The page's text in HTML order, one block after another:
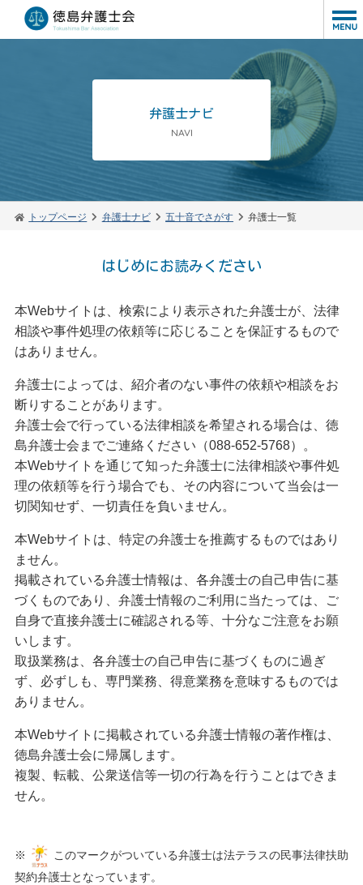
弁護士ナビ
NAVI
トップページ 弁護士ナビ 五十音でさがす 弁護士一覧
はじめにお読みください
本Webサイトは、検索により表示された弁護士が、法律
相談や事件処理の依頼等に応じることを保証するもので
はありません。
弁護士によっては、紹介者のない事件の依頼や相談をお
断りすることがあります。
弁護士会で行っている法律相談を希望される場合は、徳
島弁護士会までご連絡ください（088-652-5768）。
本Webサイトを通じて知った弁護士に法律相談や事件処
理の依頼等を行う場合でも、その内容について当会は一
切関知せず、一切責任を負いません。
本Webサイトは、特定の弁護士を推薦するものではあり
ません。
掲載されている弁護士情報は、各弁護士の自己申告に基
づくものであり、弁護士情報のご利用に当たっては、ご
自身で直接弁護士に確認される等、十分なご注意をお願
いします。
取扱業務は、各弁護士の自己申告に基づくものに過ぎ
ず、必ずしも、専門業務、得意業務を意味するものでは
ありません。
本Webサイトに掲載されている弁護士情報の著作権は、
徳島弁護士会に帰属します。
複製、転載、公衆送信等一切の行為を行うことはできま
せん。
※
このマークがついている弁護士は法テラスの民事法律扶助
契約弁護士となっています。